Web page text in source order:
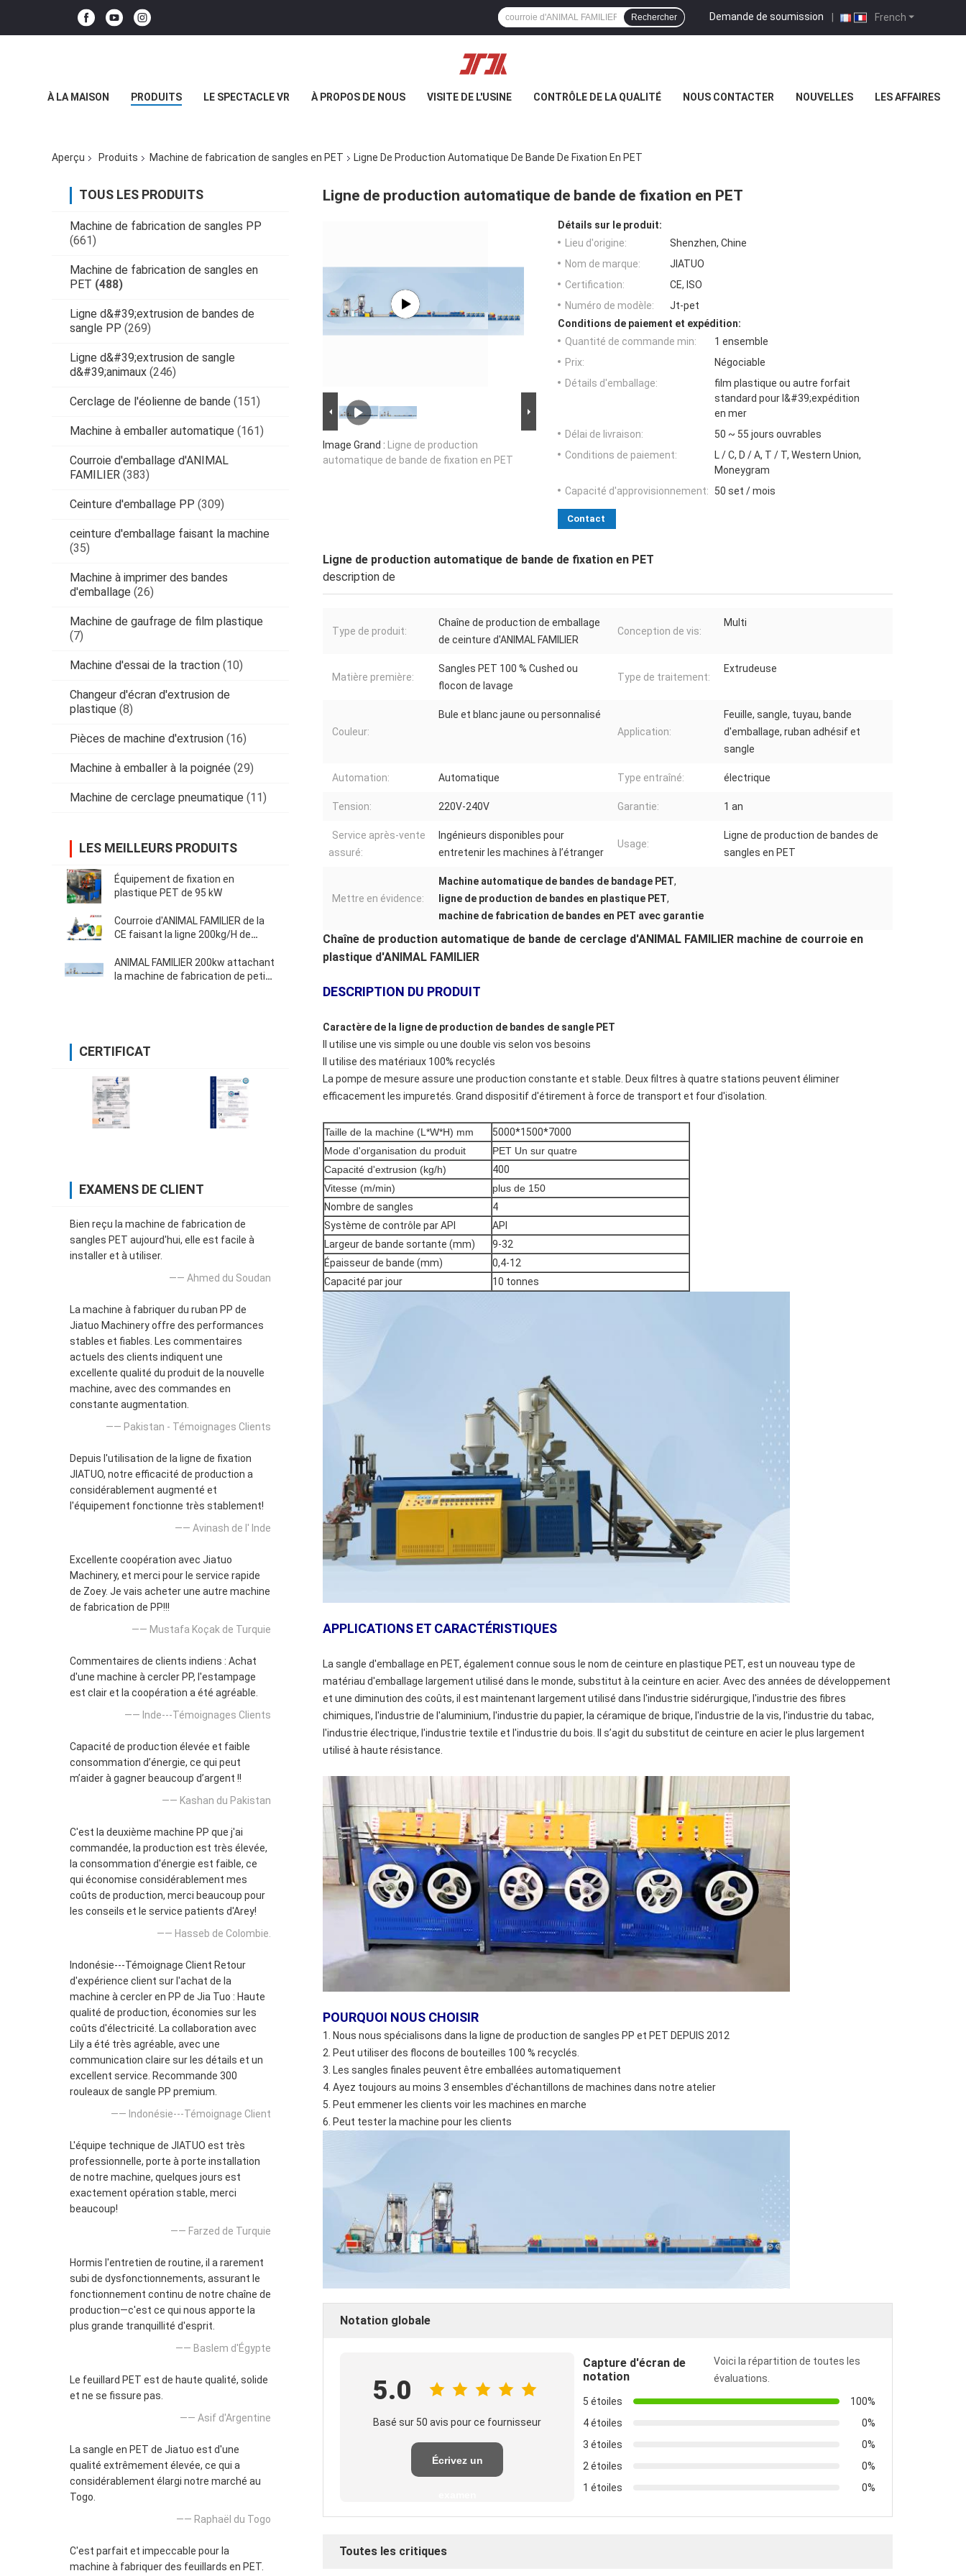
French
Demande de soumission |
Rechercher
À LA MAISON PRODUITS LE SPECTACLE VR À PROPOS DE NOUS VISITE DE L'USINE CONTRÔLE DE LA QUALITÉ NOUS CONTACTER NOUVELLES LES AFFAIRES
Aperçu Produits Machine de fabrication de sangles en PET Ligne De Production Automatique De Bande De Fixation En PET
TOUS LES PRODUITS
Machine de fabrication de sangles PP
(661)
Machine de fabrication de sangles en
PET (488)
Ligne d&#39;extrusion de bandes de
sangle PP (269)
Ligne d&#39;extrusion de sangle
d&#39;animaux (246)
Cerclage de l'éolienne de bande (151)
Machine à emballer automatique (161)
Courroie d'emballage d'ANIMAL
FAMILIER (383)
Ceinture d'emballage PP (309)
ceinture d'emballage faisant la machine
(35)
Machine à imprimer des bandes
d'emballage (26)
Machine de gaufrage de film plastique
(7)
Machine d'essai de la traction (10)
Changeur d'écran d'extrusion de
plastique (8)
Pièces de machine d'extrusion (16)
Machine à emballer à la poignée (29)
Machine de cerclage pneumatique (11)
LES MEILLEURS PRODUITS
Équipement de fixation en
plastique PET de 95 kW
Courroie d'ANIMAL FAMILIER de la
CE faisant la ligne 200kg/H de
ANIMAL FAMILIER 200kw attachant
la machine de fabrication de petit
CERTIFICAT
EXAMENS DE CLIENT
Bien reçu la machine de fabrication de
sangles PET aujourd'hui, elle est facile à
installer et à utiliser.
—— Ahmed du Soudan
La machine à fabriquer du ruban PP de
Jiatuo Machinery offre des performances
stables et fiables. Les commentaires
actuels des clients indiquent une
excellente qualité du produit de la nouvelle
machine, avec des commandes en
constante augmentation.
—— Pakistan - Témoignages Clients
Depuis l'utilisation de la ligne de fixation
JIATUO, notre efficacité de production a
considérablement augmenté et
l'équipement fonctionne très stablement!
—— Avinash de l' Inde
Excellente coopération avec Jiatuo
Machinery, et merci pour le service rapide
de Zoey. Je vais acheter une autre machine
de fabrication de PP!!!
—— Mustafa Koçak de Turquie
Commentaires de clients indiens : Achat
d'une machine à cercler PP, l'estampage
est clair et la coopération a été agréable.
—— Inde---Témoignages Clients
Capacité de production élevée et faible
consommation d’énergie, ce qui peut
m’aider à gagner beaucoup d’argent !!
—— Kashan du Pakistan
C'est la deuxième machine PP que j'ai
commandée, la production est très élevée,
la consommation d'énergie est faible, ce
qui économise considérablement mes
coûts de production, merci beaucoup pour
les conseils et le service patients d'Arey!
—— Hasseb de Colombie.
Indonésie---Témoignage Client Retour
d'expérience client sur l'achat de la
machine à cercler en PP de Jia Tuo : Haute
qualité de production, économies sur les
coûts d'électricité. La collaboration avec
Lily a été très agréable, avec une
communication claire sur les détails et un
excellent service. Recommande 300
rouleaux de sangle PP premium.
—— Indonésie---Témoignage Client
L'équipe technique de JIATUO est très
professionnelle, porte à porte installation
de notre machine, quelques jours est
exactement opération stable, merci
beaucoup!
—— Farzed de Turquie
Hormis l'entretien de routine, il a rarement
subi de dysfonctionnements, assurant le
fonctionnement continu de notre chaîne de
production—c'est ce qui nous apporte la
plus grande tranquillité d'esprit.
—— Baslem d'Égypte
Le feuillard PET est de haute qualité, solide
et ne se fissure pas.
—— Asif d'Argentine
La sangle en PET de Jiatuo est d'une
qualité extrêmement élevée, ce qui a
considérablement élargi notre marché au
Togo.
—— Raphaël du Togo
C'est parfait et impeccable pour la
machine à fabriquer des feuillards en PET.
Ligne de production automatique de bande de fixation en PET
Image Grand : Ligne de production
automatique de bande de fixation en PET
Détails sur le produit:
Lieu d'origine:
Shenzhen, Chine
Nom de marque:
JIATUO
Certification:
CE, ISO
Numéro de modèle:
Jt-pet
Conditions de paiement et expédition:
Quantité de commande min:
1 ensemble
Prix:
Négociable
Détails d'emballage:
film plastique ou autre forfait
standard pour l&#39;expédition
en mer
Délai de livraison:
50 ~ 55 jours ouvrables
Conditions de paiement:
L / C, D / A, T / T, Western Union,
Moneygram
Capacité d'approvisionnement:
50 set / mois
Contact
Ligne de production automatique de bande de fixation en PET
description de
Type de produit:
Chaîne de production de emballage
de ceinture d'ANIMAL FAMILIER
Conception de vis:
Multi
Matière première:
Sangles PET 100 % Cushed ou
flocon de lavage
Type de traitement:
Extrudeuse
Couleur:
Bule et blanc jaune ou personnalisé
Application:
Feuille, sangle, tuyau, bande
d'emballage, ruban adhésif et
sangle
Automation: Automatique Type entraîné: électrique
Tension: 220V-240V Garantie: 1 an
Service après-vente
assuré:
Ingénieurs disponibles pour
entretenir les machines à l’étranger
Usage:
Ligne de production de bandes de
sangles en PET
Mettre en évidence:
Machine automatique de bandes de bandage PET,
ligne de production de bandes en plastique PET,
machine de fabrication de bandes en PET avec garantie
Chaîne de production automatique de bande de cerclage d'ANIMAL FAMILIER machine de courroie en
plastique d'ANIMAL FAMILIER
DESCRIPTION DU PRODUIT
Caractère de la ligne de production de bandes de sangle PET
Il utilise une vis simple ou une double vis selon vos besoins
Il utilise des matériaux 100% recyclés
La pompe de mesure assure une production constante et stable. Deux filtres à quatre stations peuvent éliminer
efficacement les impuretés. Grand dispositif d'étirement à force de transport et four d'isolation.
Taille de la machine (L*W*H) mm
5000*1500*7000
Mode d'organisation du produit
PET Un sur quatre
Capacité d'extrusion (kg/h)
400
Vitesse (m/min)
plus de 150
Nombre de sangles
4
Système de contrôle par API
API
Largeur de bande sortante (mm)
9-32
Épaisseur de bande (mm)
0,4-12
Capacité par jour
10 tonnes
APPLICATIONS ET CARACTÉRISTIQUES
La sangle d'emballage en PET, également connue sous le nom de ceinture en plastique PET, est un nouveau type de
matériau d'emballage largement utilisé dans le monde, substitut à la ceinture en acier. Avec des années de développement
et une diminution des coûts, il est maintenant largement utilisé dans l'industrie sidérurgique, l'industrie des fibres
chimiques, l'industrie de l'aluminium, l'industrie du papier, la céramique de brique, l'industrie de la vis, l'industrie du tabac,
l'industrie électrique, l'industrie textile et l'industrie du bois. Il s’agit du substitut de ceinture en acier le plus largement
utilisé à haute résistance.
POURQUOI NOUS CHOISIR
1. Nous nous spécialisons dans la ligne de production de sangles PP et PET DEPUIS 2012
2. Peut utiliser des flocons de bouteilles 100 % recyclés.
3. Les sangles finales peuvent être emballées automatiquement
4. Ayez toujours au moins 3 ensembles d'échantillons de machines dans notre atelier
5. Peut emmener les clients voir les machines en marche
6. Peut tester la machine pour les clients
Notation globale
5.0
Basé sur 50 avis pour ce fournisseur
Écrivez un
Capture d'écran de
notation
Voici la répartition de toutes les
évaluations.
5 étoiles
100%
4 étoiles
0%
3 étoiles
0%
2 étoiles
0%
1 étoiles
0%
Toutes les critiques